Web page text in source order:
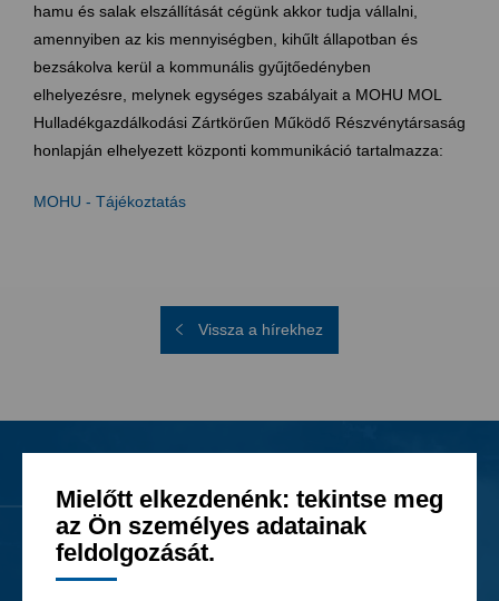
Mielőtt elkezdenénk: tekintse meg
az Ön személyes adatainak
feldolgozását.
hamu és salak elszállítását cégünk akkor tudja vállalni,
amennyiben az kis mennyiségben, kihűlt állapotban és
bezsákolva kerül a kommunális gyűjtőedényben
elhelyezésre, melynek egységes szabályait a MOHU MOL
Hulladékgazdálkodási Zártkörűen Működő Részvénytársaság
honlapján elhelyezett központi kommunikáció tartalmazza:
MOHU - Tájékoztatás
Vissza a hírekhez
Hírek Minden hír